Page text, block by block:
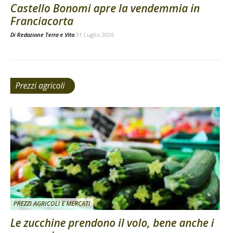
Castello Bonomi apre la vendemmia in
Franciacorta
Di Redazione Terra e Vita 31 Luglio 2026
Prezzi agricoli
PREZZI AGRICOLI E MERCATI
Le zucchine prendono il volo, bene anche i